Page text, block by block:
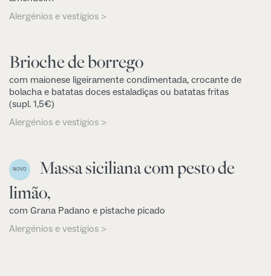
Alergénios e vestígios >
Brioche de borrego
com maionese ligeiramente condimentada, crocante de
bolacha e batatas doces estaladiças ou batatas fritas
(supl. 1,5€)
Alergénios e vestígios >
NOVO
Massa siciliana com pesto de
limão,
com Grana Padano e pistache picado
Alergénios e vestígios >